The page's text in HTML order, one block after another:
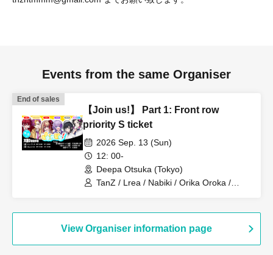
Events from the same Organiser
End of sales
【Join us!】 Part 1: Front row
priority S ticket
2026 Sep. 13 (Sun)
12: 00-
Deepa Otsuka (Tokyo)
TanZ / Lrea / Nabiki / Orika Oroka /
View Organiser information page